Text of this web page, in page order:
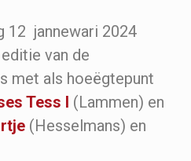
12 jannewari 2024
van de
met als hoeëgtepunt
Tess I (Lammen) en
(Hesselmans) en